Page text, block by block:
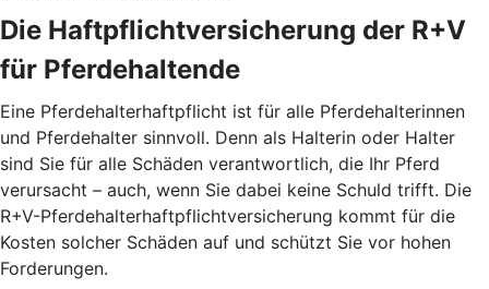
Die Haftpflichtversicherung der R+V
für Pferdehaltende
Eine Pferdehalterhaftpflicht ist für alle Pferdehalterinnen
und Pferdehalter sinnvoll. Denn als Halterin oder Halter
sind Sie für alle Schäden verantwortlich, die Ihr Pferd
verursacht – auch, wenn Sie dabei keine Schuld trifft. Die
R+V-Pferdehalterhaftpflichtversicherung kommt für die
Kosten solcher Schäden auf und schützt Sie vor hohen
Forderungen.